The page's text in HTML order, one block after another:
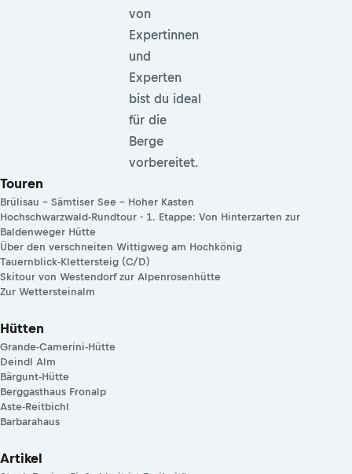
von
Expertinnen
und
Experten
bist du ideal
für die
Berge
vorbereitet.
Touren
Brülisau – Sämtiser See – Hoher Kasten
Hochschwarzwald-Rundtour - 1. Etappe: Von Hinterzarten zur
Baldenweger Hütte
Über den verschneiten Wittigweg am Hochkönig
Tauernblick-Klettersteig (C/D)
Skitour von Westendorf zur Alpenrosenhütte
Zur Wettersteinalm
Hütten
Grande-Camerini-Hütte
Deindl Alm
Bärgunt-Hütte
Berggasthaus Fronalp
Aste-Reitbichl
Barbarahaus
Artikel